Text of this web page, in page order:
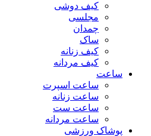
کیف دوشی
مجلسی
چمدان
ساک
کیف زنانه
کیف مردانه
ساعت
ساعت اسپرت
ساعت زنانه
ساعت ست
ساعت مردانه
پوشاک ورزشی